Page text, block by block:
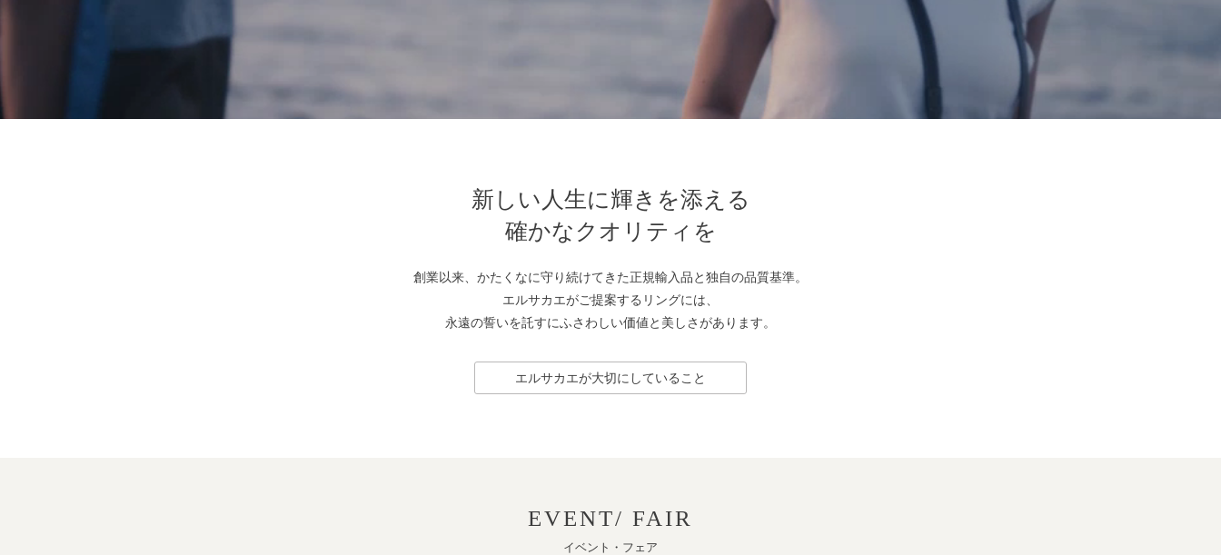
新しい人生に輝きを添える
確かなクオリティを
創業以来、かたくなに守り続けてきた正規輸入品と独自の品質基準。
エルサカエがご提案するリングには、
永遠の誓いを託すにふさわしい価値と美しさがあります。
エルサカエが大切にしていること
EVENT/ FAIR
イベント・フェア